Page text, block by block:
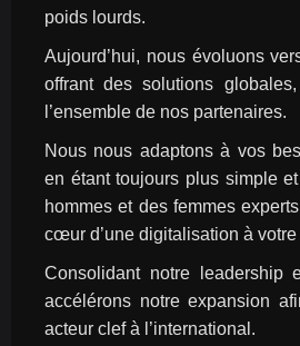
poids lourds.
Aujourd’hui, nous évoluons
offrant des solutions
l’ensemble de nos partenaires.
Nous nous adaptons à vos
en étant toujours plus simple
hommes et des femmes
cœur d’une digitalisation à votre
Consolidant notre leadership
accélérons notre expansion
acteur clef à l’international.